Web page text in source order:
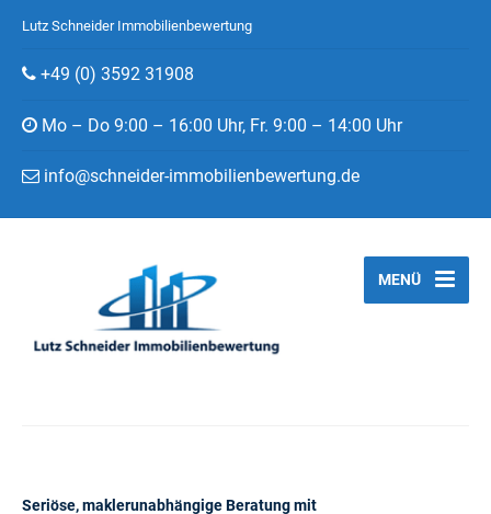
Lutz Schneider Immobilienbewertung
+49 (0) 3592 31908
Mo – Do 9:00 – 16:00 Uhr, Fr. 9:00 – 14:00 Uhr
info@schneider-immobilienbewertung.de
Seriöse, maklerunabhängige Beratung mit
MENÜ